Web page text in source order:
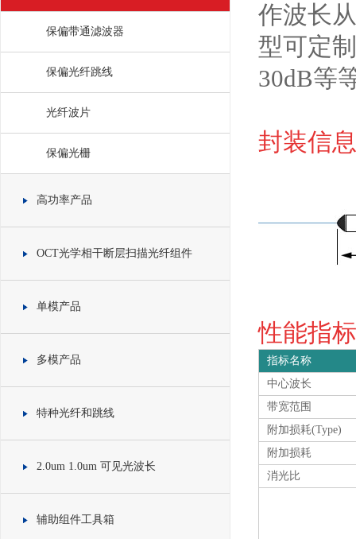
保偏带通滤波器
保偏光纤跳线
光纤波片
保偏光栅
高功率产品
OCT光学相干断层扫描光纤组件
单模产品
多模产品
特种光纤和跳线
2.0um 1.0um 可见光波长
辅助组件工具箱
作波长
型可定
30dB等
封装信
性能指
指标名称
中心波长
带宽范围
附加损耗(Type)
附加损耗
消光比